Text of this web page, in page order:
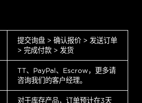
提交询盘 > 确认报价 > 发送订单
> 完成付款 > 发货
TT、PayPal、Escrow，更多请
咨询我们的客户经理。
对于库存产品，订单预计在3天